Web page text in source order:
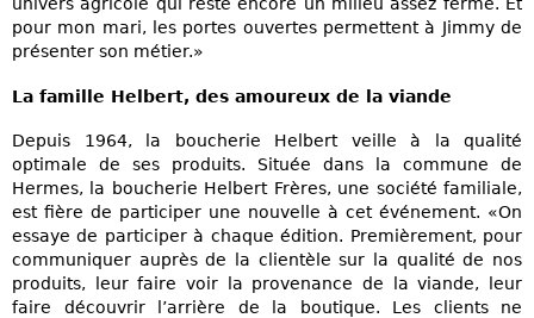
univers agricole qui reste encore un milieu assez fermé. Et
pour mon mari, les portes ouvertes permettent à Jimmy de
présenter son métier.»
La famille Helbert, des amoureux de la viande
Depuis 1964, la boucherie Helbert veille à la qualité
optimale de ses produits. Située dans la commune de
Hermes, la boucherie Helbert Frères, une société familiale,
est fière de participer une nouvelle à cet événement. «On
essaye de participer à chaque édition. Premièrement, pour
communiquer auprès de la clientèle sur la qualité de nos
produits, leur faire voir la provenance de la viande, leur
faire découvrir l’arrière de la boutique. Les clients ne